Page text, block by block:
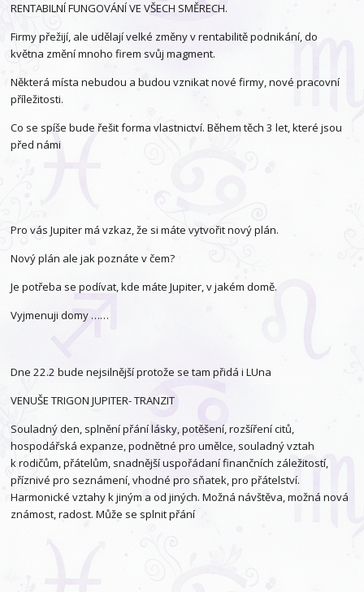
RENTABILNÍ FUNGOVÁNÍ VE VŠECH SMĚRECH.
Firmy přežijí, ale udělají velké změny v rentabilitě podnikání, do
května změní mnoho firem svůj magment.
Některá místa nebudou a budou vznikat nové firmy, nové pracovní
příležitosti.
Co se spíše bude řešit forma vlastnictví. Během těch 3 let, které jsou
před námi
Pro vás Jupiter má vzkaz, že si máte vytvořit nový plán.
Nový plán ale jak poznáte v čem?
Je potřeba se podívat, kde máte Jupiter, v jakém domě.
Vyjmenuji domy ……
Dne 22.2 bude nejsilnější protože se tam přidá i LUna
VENUŠE TRIGON JUPITER- TRANZIT
Souladný den, splnění přání lásky, potěšení, rozšíření citů,
hospodářská expanze, podnětné pro umělce, souladný vztah
k rodičům, přátelům, snadnější uspořádaní finančních záležitostí,
příznivé pro seznámení, vhodné pro sňatek, pro přátelství.
Harmonické vztahy k jiným a od jiných. Možná návštěva, možná nová
známost, radost. Může se splnit přání